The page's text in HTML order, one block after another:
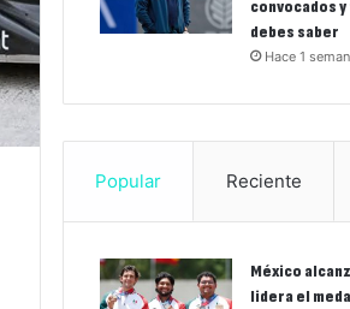
convocados
debes saber
Hace 1
Popular Reciente
México
lidera el